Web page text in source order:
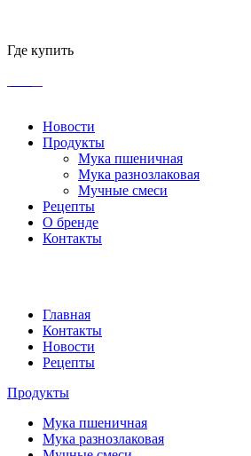
Где купить
Новости
Продукты
Мука пшеничная
Мука разнозлаковая
Мучные смеси
Рецепты
О бренде
Контакты
Главная
Контакты
Новости
Рецепты
Продукты
Мука пшеничная
Мука разнозлаковая